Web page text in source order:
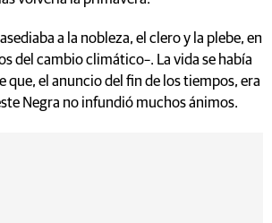
a la nobleza, el clero y la plebe, en
del cambio climático–. La vida se había
que, el anuncio del fin de los tiempos, era
Negra no infundió muchos ánimos.